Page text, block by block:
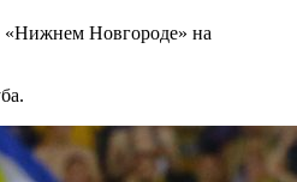
«Нижнем Новгороде» на